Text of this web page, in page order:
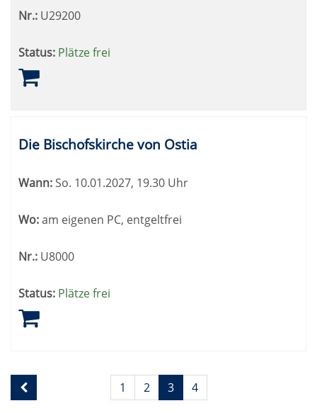
Nr.: U29200
Status: Plätze frei
Die Bischofskirche von Ostia
Wann:So. 10.01.2027, 19.30 Uhr
Wo:am eigenen PC, entgeltfrei
Nr.: U8000
Status: Plätze frei
Seite
3
Seiten
blättern
1 2 3 4